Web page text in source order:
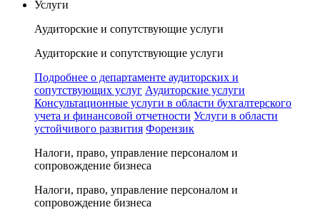
Услуги
Аудиторские и сопутствующие услуги
Аудиторские и сопутствующие услуги
Подробнее о департаменте аудиторских и
сопутствующих услуг Аудиторские услуги
Консультационные услуги в области бухгалтерского
учета и финансовой отчетности Услуги в области
устойчивого развития Форензик
Налоги, право, управление персоналом и
сопровождение бизнеса
Налоги, право, управление персоналом и
сопровождение бизнеса